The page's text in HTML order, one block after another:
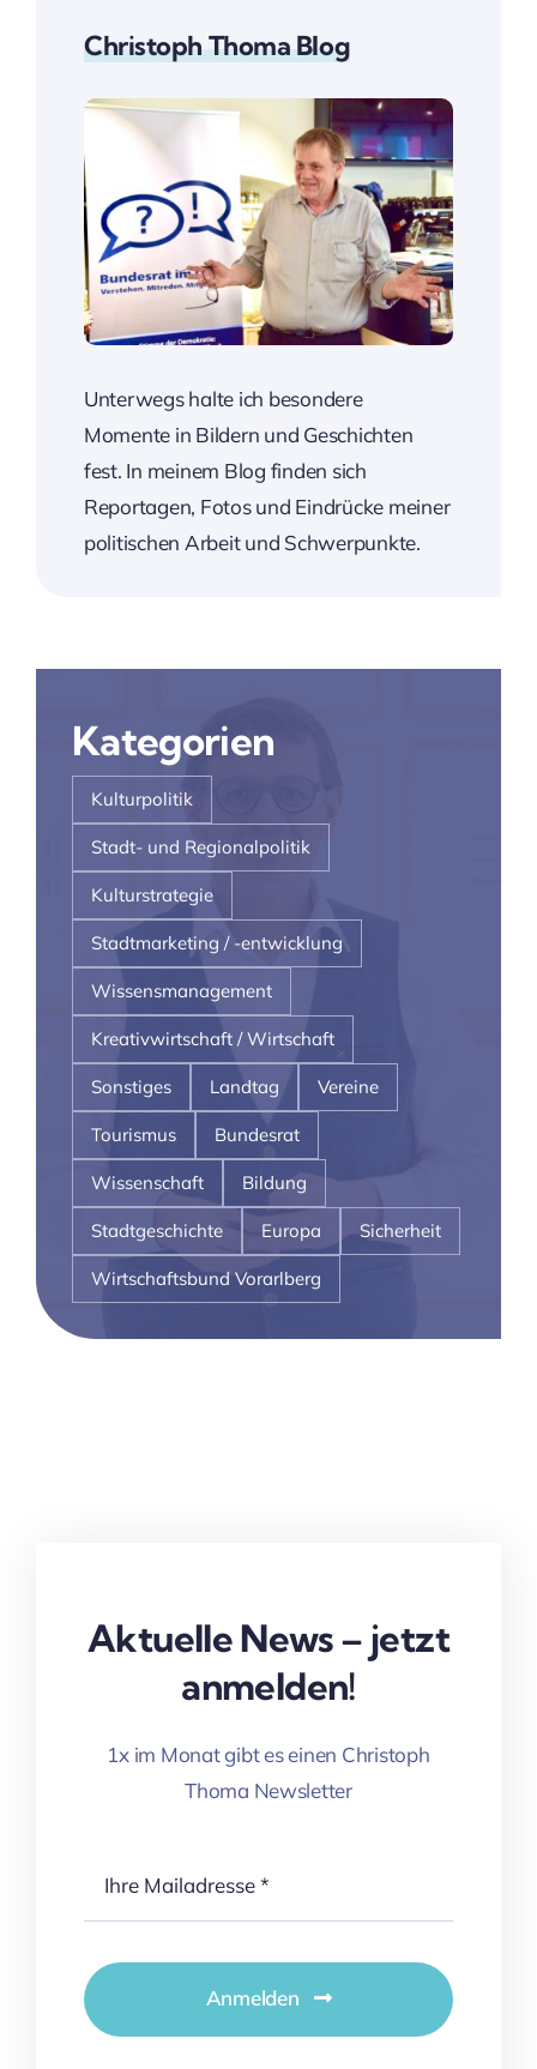
Christoph Thoma Blog
Unterwegs halte ich besondere
Momente in Bildern und Geschichten
fest. In meinem Blog finden sich
Reportagen, Fotos und Eindrücke meiner
politischen Arbeit und Schwerpunkte.
Kategorien
Kulturpolitik
Stadt- und Regionalpolitik
Kulturstrategie
Stadtmarketing / -entwicklung
Wissensmanagement
Kreativwirtschaft / Wirtschaft
Sonstiges Landtag Vereine
Tourismus Bundesrat
Wissenschaft Bildung
Stadtgeschichte Europa Sicherheit
Wirtschaftsbund Vorarlberg
Aktuelle News – jetzt
anmelden!
1x im Monat gibt es einen Christoph
Thoma Newsletter
Anmelden